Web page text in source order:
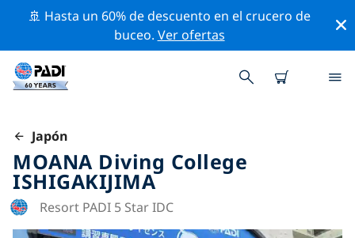
🚢 Hasta un 60% de descuento en el crucero de
buceo. Ver ofertas
Japón
MOANA Diving College
ISHIGAKIJIMA
Resort PADI 5 Star IDC